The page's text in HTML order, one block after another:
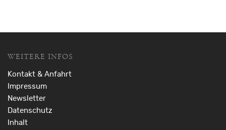
WEITERE INFOS
Kontakt & Anfahrt
Impressum
Newsletter
Datenschutz
Inhalt